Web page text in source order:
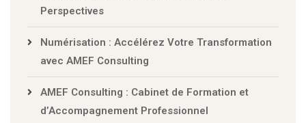
Perspectives
Numérisation : Accélérez Votre Transformation
avec AMEF Consulting
AMEF Consulting : Cabinet de Formation et
d’Accompagnement Professionnel